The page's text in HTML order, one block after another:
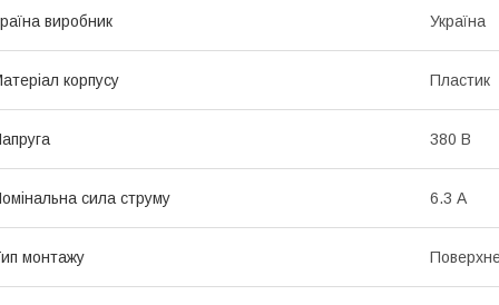
виробник Україна
корпусу Пластик
380 В
сила струму 6.3 А
монтажу